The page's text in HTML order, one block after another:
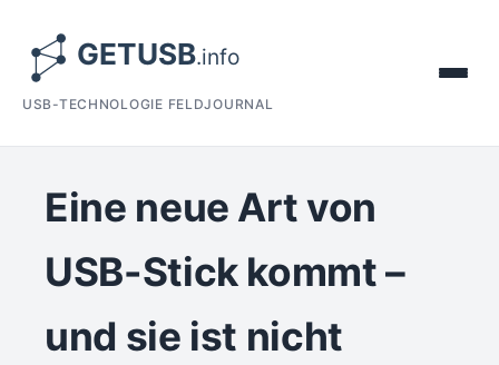
USB-TECHNOLOGIE FELDJOURNAL
Eine neue Art von
USB-Stick kommt –
und sie ist nicht